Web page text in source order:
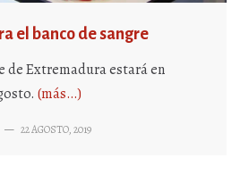
el banco de sangre
de Extremadura estará en
(más…)
— 22 AGOSTO, 2019